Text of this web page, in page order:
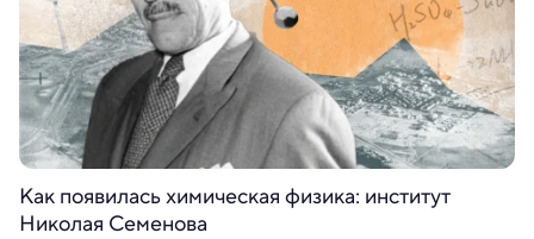
Как появилась химическая физика: институт
Николая Семенова